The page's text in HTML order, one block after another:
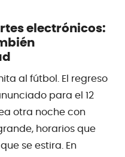
electrónicos:
al fútbol. El regreso
para el 12
otra noche con
horarios que
se estira. En